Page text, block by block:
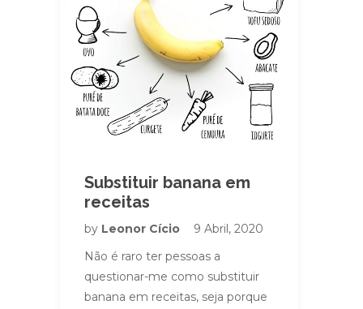
Substituir banana em
receitas
by Leonor Cício
9 Abril, 2020
Não é raro ter pessoas a
questionar-me como substituir
banana em receitas, seja porque